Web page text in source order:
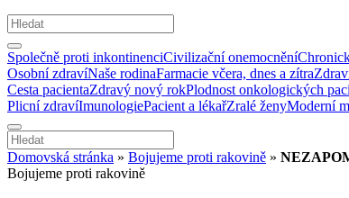
Společně proti inkontinenciCivilizační onemocnění
Osobní zdravíNaše rodinaFarmacie včera, dnes a zítra
Cesta pacientaZdravý nový rokPlodnost onkologických
Plicní zdravíImunologiePacient a lékařZralé ženyModerní
Domovská stránka » Bojujeme proti rakovině »
Bojujeme proti rakovině